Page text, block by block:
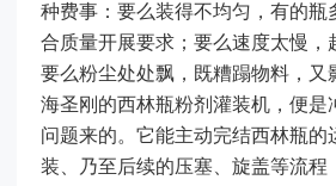
种费事：要么装得不均匀，有的瓶
合质量开展要求；要么速度太慢，
要么粉尘处处飘，既糟蹋物料，又
海圣刚的西林瓶粉剂灌装机，便是
问题来的。它能主动完结西林瓶的
装、乃至后续的压塞、旋盖等流程